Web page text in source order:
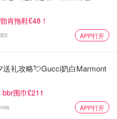
肯拖鞋£48！
APP打开
送礼攻略💘Gucci奶白Marmont
围巾£211
APP打开